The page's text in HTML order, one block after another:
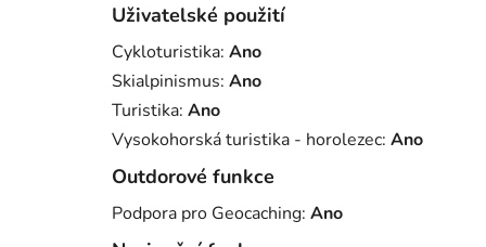
Uživatelské použití
Cykloturistika: Ano
Skialpinismus: Ano
Turistika: Ano
Vysokohorská turistika - horolezec: Ano
Outdorové funkce
Podpora pro Geocaching: Ano